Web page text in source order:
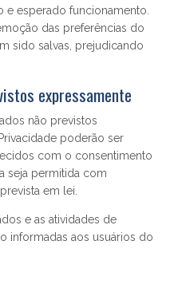
esperado funcionamento.
das preferências do
sido salvas, prejudicando
expressamente
não previstos
poderão ser
com o consentimento
seja permitida com
em lei.
e as atividades de
informadas aos usuários do